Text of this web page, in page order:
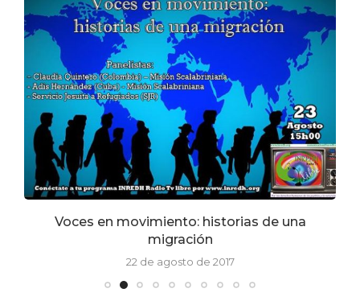
Voces en movimiento: historias de una
migración
22 de agosto de 2017